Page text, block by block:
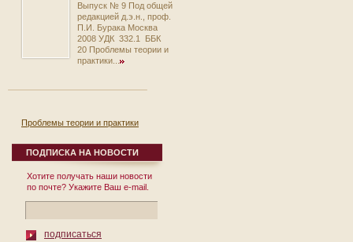
Выпуск № 9 Под общей
редакцией д.э.н., проф.
П.И. Бурака Москва
2008 УДК 332.1 ББК
20 Проблемы теории и
практики...
Проблемы теории и практики
экономики. Выпуск 8.
12 сентября 2007
Сборник научных
трудов Выпуск № 8
Под общей редакцией
332.1 ББК ...
ПОДПИСКА НА НОВОСТИ
Хотите получать наши новости
по почте? Укажите Ваш e-mail.
подписаться